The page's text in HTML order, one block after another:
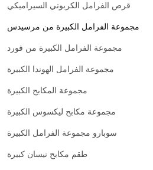
قرص الفرامل الكربوني السيراميكي
مجموعة الفرامل الكبيرة من مرسيدس
مجموعة الفرامل الكبيرة من فورد
مجموعة الفرامل الهوندا الكبيرة
مجموعة المكابح الكبيرة
مجموعة مكابح ليكسوس الكبيرة
سوبارو مجموعة الفرامل الكبيرة
طقم مكابح نيسان كبيرة